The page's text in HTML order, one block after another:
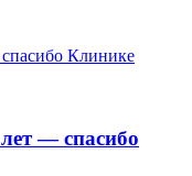
— спасибо